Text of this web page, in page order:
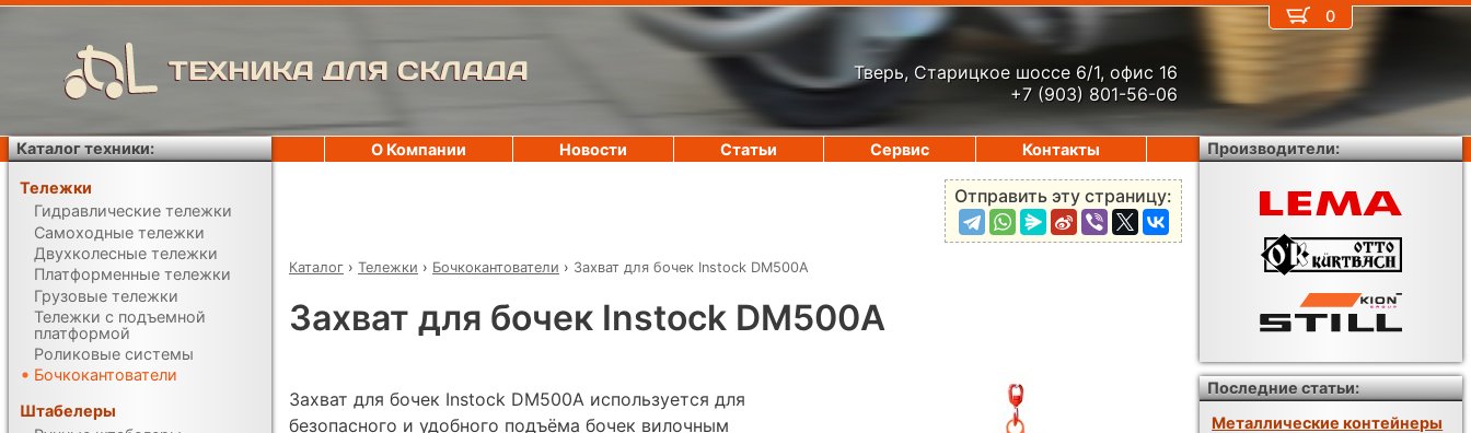
ТЕХНИКА ДЛЯ СКЛАДА
Тверь, Старицкое шоссе 6/1, офис 16
+7 (903) 801-56-06
Отправить эту страницу:
Каталог › Тележки › Бочкокантователи › Захват для бочек Instock DM500A
Захват для бочек Instock DM500A
Захват для бочек Instock DM500A используется для
безопасного и удобного подъёма бочек вилочным
0
О Компании Новости Статьи Сервис Контакты
Каталог техники:
Тележки
Гидравлические тележки
Самоходные тележки
Двухколесные тележки
Платформенные тележки
Грузовые тележки
Тележки с подъемной
платформой
Роликовые системы
Бочкокантователи
Штабелеры
Производители:
Последние статьи:
Металлические контейнеры